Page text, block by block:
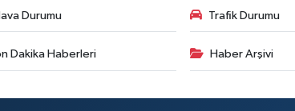
Durumu Trafik Durumu
Dakika Haberleri Haber Arşivi